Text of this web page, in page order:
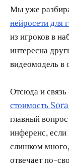
Мы уже
нейросети для
из игроков в
интересна
видеомодель в
Отсюда и
стоимость
главный
инференс, если
слишком
отвечает по-